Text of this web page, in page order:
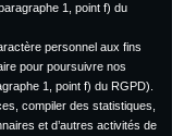
1, point f) du
personnel aux fins
pour poursuivre nos
1, point f) du RGPD).
compiler des statistiques,
et d’autres activités de